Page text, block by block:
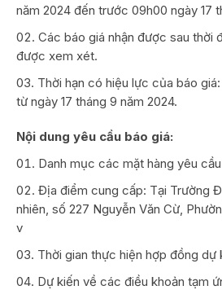
năm 2024 đến trước 09h00 ngày 17
Các báo giá nhận được sau thời
được xem xét.
Thời hạn có hiệu lực của báo
từ ngày 17 tháng 9 năm 2024.
Nội dung yêu cầu báo giá:
Danh mục các mặt hàng yêu
Địa điểm cung cấp: Tại Trường
nhiên, số 227 Nguyễn Văn Cừ,
v
Thời gian thực hiện hợp đồng dự
Dự kiến về các điều khoản tạm